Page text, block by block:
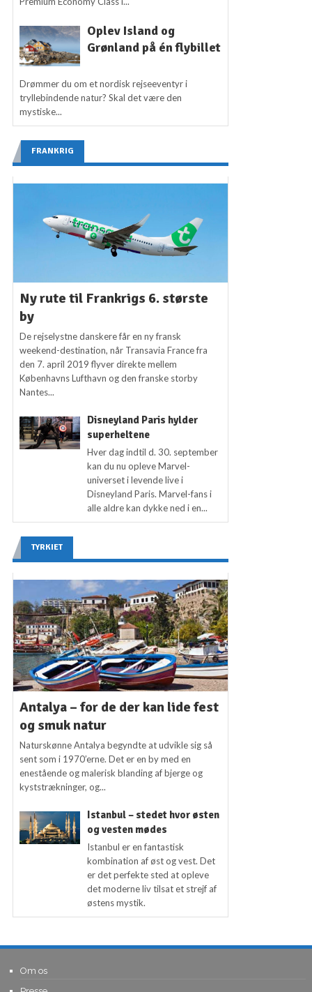
Oplev Island og
Grønland på én flybillet
Drømmer du om et nordisk rejseeventyr i
tryllebindende natur? Skal det være den
mystiske...
FRANKRIG
Ny rute til Frankrigs 6. største
by
De rejselystne danskere får en ny fransk
weekend-destination, når Transavia France fra
den 7. april 2019 flyver direkte mellem
Københavns Lufthavn og den franske storby
Nantes...
Disneyland Paris hylder
superheltene
Hver dag indtil d. 30. september
kan du nu opleve Marvel-
universet i levende live i
Disneyland Paris. Marvel-fans i
alle aldre kan dykke ned i en...
TYRKIET
Antalya – for de der kan lide fest
og smuk natur
Naturskønne Antalya begyndte at udvikle sig så
sent som i 1970’erne. Det er en by med en
enestående og malerisk blanding af bjerge og
kyststrækninger, og...
Istanbul – stedet hvor østen
og vesten mødes
Istanbul er en fantastisk
kombination af øst og vest. Det
er det perfekte sted at opleve
det moderne liv tilsat et strejf af
østens mystik.
Om os